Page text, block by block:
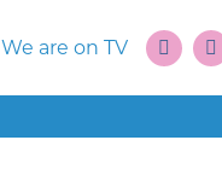
We are on TV